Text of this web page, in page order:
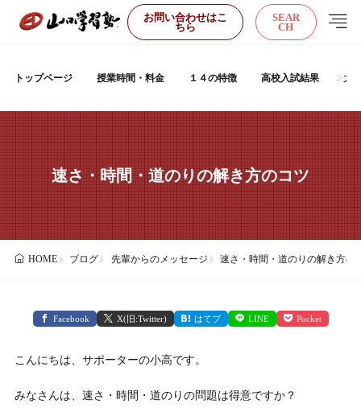
お問い合わせはこ
ちら
SEAR
CH
トップページ 授業時間・料金 １４の特徴 高校入試結果 大
速さ・時間・道のりの解き方のコツ
HOME ブログ 先輩からのメッセージ 速さ・時間・道のりの解き方の
Facebook X(旧:Twitter) はてブ LINE Pocket
こんにちは、サポーターの小高です。
みなさんは、速さ・時間・道のりの問題は得意ですか？